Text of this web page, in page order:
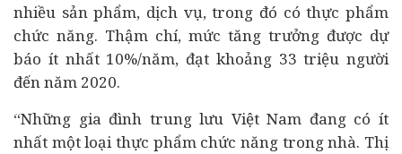
nhiều sản phẩm, dịch vụ, trong đó có thực phẩm
chức năng. Thậm chí, mức tăng trưởng được dự
báo ít nhất 10%/năm, đạt khoảng 33 triệu người
đến năm 2020.
“Những gia đình trung lưu Việt Nam đang có ít
nhất một loại thực phẩm chức năng trong nhà. Thị